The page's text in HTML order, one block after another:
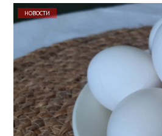
НОВОСТИ